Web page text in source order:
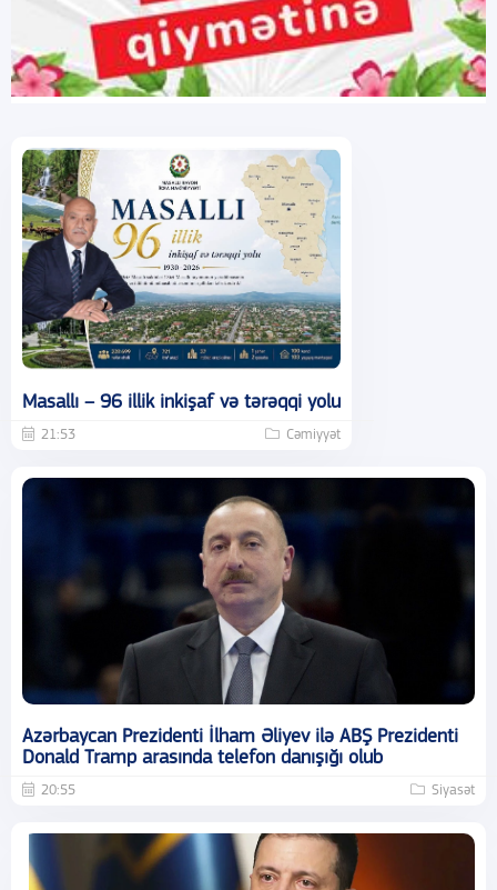
Masallı – 96 illik inkişaf və tərəqqi yolu
21:53 Cəmiyyət
Azərbaycan Prezidenti İlham Əliyev ilə ABŞ Prezidenti
Donald Tramp arasında telefon danışığı olub
20:55 Siyasət